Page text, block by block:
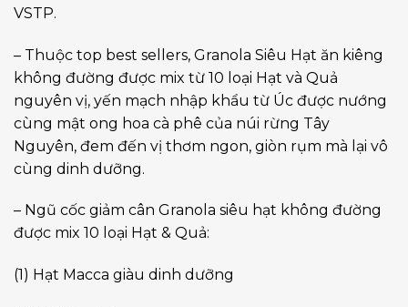
VSTP.
– Thuộc top best sellers, Granola Siêu Hạt ăn kiêng
không đường được mix từ 10 loại Hạt và Quả
nguyên vị, yến mạch nhập khẩu từ Úc được nướng
cùng mật ong hoa cà phê của núi rừng Tây
Nguyên, đem đến vị thơm ngon, giòn rụm mà lại vô
cùng dinh dưỡng.
– Ngũ cốc giảm cân Granola siêu hạt không đường
được mix 10 loại Hạt & Quả:
(1) Hạt Macca giàu dinh dưỡng